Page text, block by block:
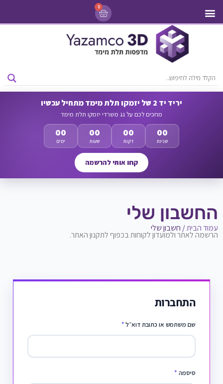
0
יריד יד 2 של יזמקו תלת מימד מתחיל עכשיו
מחכים לכם על גג משרדי יזמקו תלת מימד
00
ימים
00
שעות
00
דקות
00
שניות
קחו אותי להרשמה
החשבון שלי
עמוד הבית/ חשבון שלי
הרשמה לאתר ולמועדון לקוחות בכפוף לתקנון האתר.
התחברות
שם משתמש או כתובת דוא״ל*
סיסמה *